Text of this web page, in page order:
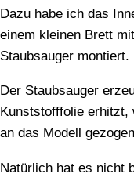
Dazu habe ich das
einem kleinen Brett
Staubsauger montiert.
Der Staubsauger
Kunststofffolie erhitzt,
an das Modell
Natürlich hat es nicht